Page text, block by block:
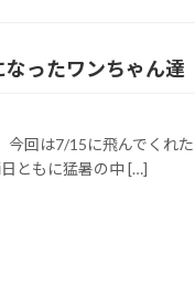
ったワンちゃん達
回は7/15に飛んでくれ
ともに猛暑の中 […]